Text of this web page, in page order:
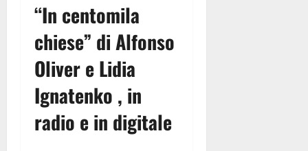
“In centomila
chiese” di Alfonso
Oliver e Lidia
Ignatenko , in
radio e in digitale